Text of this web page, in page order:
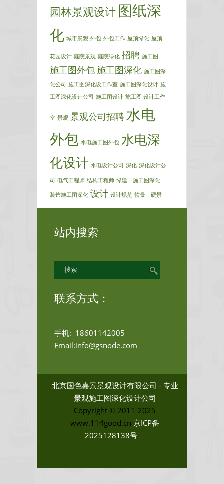
园林景观设计图纸深
化 城市景观 外包 外包工作 屋顶绿化 屋顶
花园设计 庭院景观 庭院绿化 招聘 施工图
施工图外包施工图深化 施工图深
化公司 施工图深化设工作室 施工图深化设计 施
工图深化设计公司 施工图设计 施工图 设计工作
室 景观 景观公司招聘水电
外包 水电施工图外包 水电深
化设计 水电设计公司 深化 深化设计公
司 电气工程师 结构工程师 绿建，施工图深化
装饰施工图深化 设计 设计规范 软景，硬景
站内搜索
联系方式：
手机: 18601142005
Email:info@gsnode.com
北京国色嘉景景观设计有限公司 - 专业
景观施工图深化设计公司
Copyright © 2011-2025
www.114good.cn京ICP备
2025128138号